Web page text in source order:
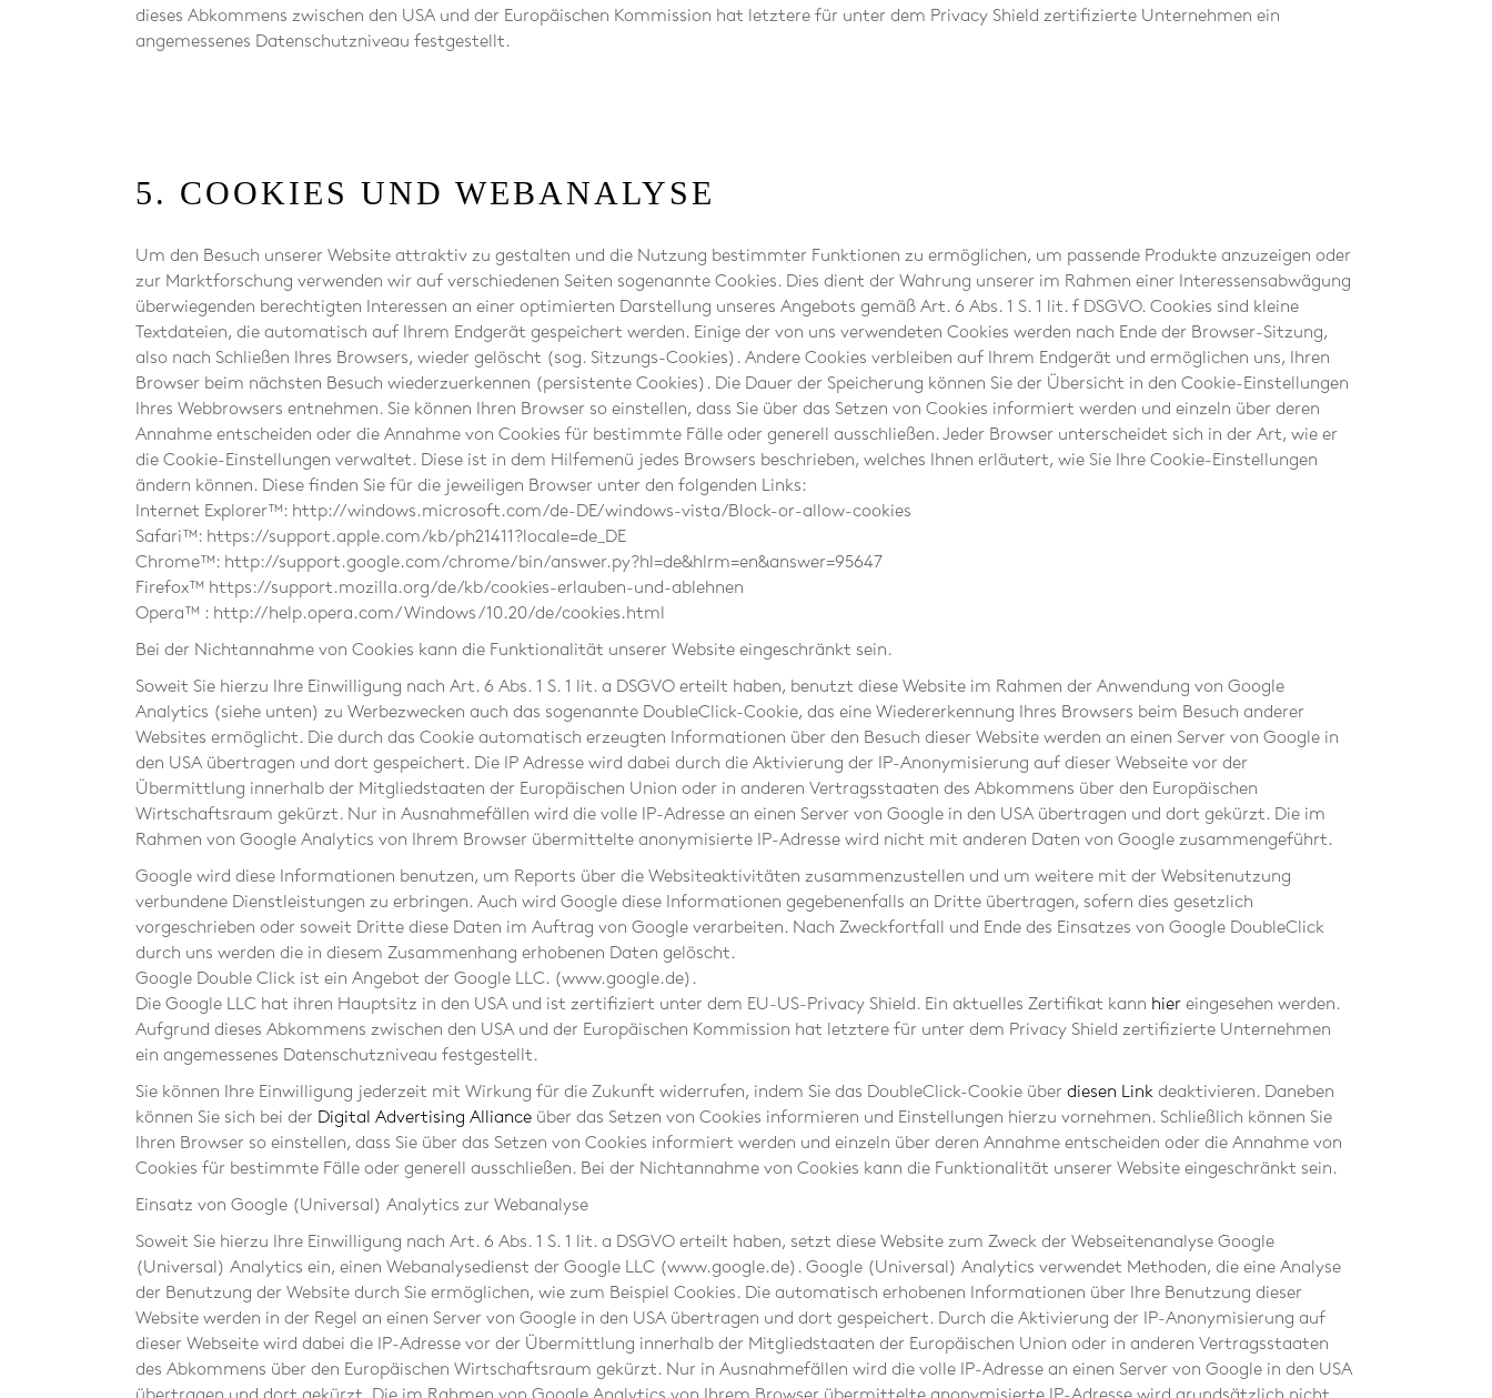
dieses Abkommens zwischen den USA und der Europäischen Kommission hat letztere für unter dem Privacy Shield zertifizierte Unternehmen ein
angemessenes Datenschutzniveau festgestellt.
5. COOKIES UND WEBANALYSE
Um den Besuch unserer Website attraktiv zu gestalten und die Nutzung bestimmter Funktionen zu ermöglichen, um passende Produkte anzuzeigen oder
zur Marktforschung verwenden wir auf verschiedenen Seiten sogenannte Cookies. Dies dient der Wahrung unserer im Rahmen einer Interessensabwägung
überwiegenden berechtigten Interessen an einer optimierten Darstellung unseres Angebots gemäß Art. 6 Abs. 1 S. 1 lit. f DSGVO. Cookies sind kleine
Textdateien, die automatisch auf Ihrem Endgerät gespeichert werden. Einige der von uns verwendeten Cookies werden nach Ende der Browser-Sitzung,
also nach Schließen Ihres Browsers, wieder gelöscht (sog. Sitzungs-Cookies). Andere Cookies verbleiben auf Ihrem Endgerät und ermöglichen uns, Ihren
Browser beim nächsten Besuch wiederzuerkennen (persistente Cookies). Die Dauer der Speicherung können Sie der Übersicht in den Cookie-Einstellungen
Ihres Webbrowsers entnehmen. Sie können Ihren Browser so einstellen, dass Sie über das Setzen von Cookies informiert werden und einzeln über deren
Annahme entscheiden oder die Annahme von Cookies für bestimmte Fälle oder generell ausschließen. Jeder Browser unterscheidet sich in der Art, wie er
die Cookie-Einstellungen verwaltet. Diese ist in dem Hilfemenü jedes Browsers beschrieben, welches Ihnen erläutert, wie Sie Ihre Cookie-Einstellungen
ändern können. Diese finden Sie für die jeweiligen Browser unter den folgenden Links:
Internet Explorer™: http://windows.microsoft.com/de-DE/windows-vista/Block-or-allow-cookies
Safari™: https://support.apple.com/kb/ph21411?locale=de_DE
Chrome™: http://support.google.com/chrome/bin/answer.py?hl=de&hlrm=en&answer=95647
Firefox™ https://support.mozilla.org/de/kb/cookies-erlauben-und-ablehnen
Opera™ : http://help.opera.com/Windows/10.20/de/cookies.html
Bei der Nichtannahme von Cookies kann die Funktionalität unserer Website eingeschränkt sein.
Soweit Sie hierzu Ihre Einwilligung nach Art. 6 Abs. 1 S. 1 lit. a DSGVO erteilt haben, benutzt diese Website im Rahmen der Anwendung von Google
Analytics (siehe unten) zu Werbezwecken auch das sogenannte DoubleClick-Cookie, das eine Wiedererkennung Ihres Browsers beim Besuch anderer
Websites ermöglicht. Die durch das Cookie automatisch erzeugten Informationen über den Besuch dieser Website werden an einen Server von Google in
den USA übertragen und dort gespeichert. Die IP Adresse wird dabei durch die Aktivierung der IP-Anonymisierung auf dieser Webseite vor der
Übermittlung innerhalb der Mitgliedstaaten der Europäischen Union oder in anderen Vertragsstaaten des Abkommens über den Europäischen
Wirtschaftsraum gekürzt. Nur in Ausnahmefällen wird die volle IP-Adresse an einen Server von Google in den USA übertragen und dort gekürzt. Die im
Rahmen von Google Analytics von Ihrem Browser übermittelte anonymisierte IP-Adresse wird nicht mit anderen Daten von Google zusammengeführt.
Google wird diese Informationen benutzen, um Reports über die Websiteaktivitäten zusammenzustellen und um weitere mit der Websitenutzung
verbundene Dienstleistungen zu erbringen. Auch wird Google diese Informationen gegebenenfalls an Dritte übertragen, sofern dies gesetzlich
vorgeschrieben oder soweit Dritte diese Daten im Auftrag von Google verarbeiten. Nach Zweckfortfall und Ende des Einsatzes von Google DoubleClick
durch uns werden die in diesem Zusammenhang erhobenen Daten gelöscht.
Google Double Click ist ein Angebot der Google LLC. (www.google.de).
Die Google LLC hat ihren Hauptsitz in den USA und ist zertifiziert unter dem EU-US-Privacy Shield. Ein aktuelles Zertifikat kann hier eingesehen werden.
Aufgrund dieses Abkommens zwischen den USA und der Europäischen Kommission hat letztere für unter dem Privacy Shield zertifizierte Unternehmen
ein angemessenes Datenschutzniveau festgestellt.
Sie können Ihre Einwilligung jederzeit mit Wirkung für die Zukunft widerrufen, indem Sie das DoubleClick-Cookie über diesen Link deaktivieren. Daneben
können Sie sich bei der Digital Advertising Alliance über das Setzen von Cookies informieren und Einstellungen hierzu vornehmen. Schließlich können Sie
Ihren Browser so einstellen, dass Sie über das Setzen von Cookies informiert werden und einzeln über deren Annahme entscheiden oder die Annahme von
Cookies für bestimmte Fälle oder generell ausschließen. Bei der Nichtannahme von Cookies kann die Funktionalität unserer Website eingeschränkt sein.
Einsatz von Google (Universal) Analytics zur Webanalyse
Soweit Sie hierzu Ihre Einwilligung nach Art. 6 Abs. 1 S. 1 lit. a DSGVO erteilt haben, setzt diese Website zum Zweck der Webseitenanalyse Google
(Universal) Analytics ein, einen Webanalysedienst der Google LLC (www.google.de). Google (Universal) Analytics verwendet Methoden, die eine Analyse
der Benutzung der Website durch Sie ermöglichen, wie zum Beispiel Cookies. Die automatisch erhobenen Informationen über Ihre Benutzung dieser
Website werden in der Regel an einen Server von Google in den USA übertragen und dort gespeichert. Durch die Aktivierung der IP-Anonymisierung auf
dieser Webseite wird dabei die IP-Adresse vor der Übermittlung innerhalb der Mitgliedstaaten der Europäischen Union oder in anderen Vertragsstaaten
des Abkommens über den Europäischen Wirtschaftsraum gekürzt. Nur in Ausnahmefällen wird die volle IP-Adresse an einen Server von Google in den USA